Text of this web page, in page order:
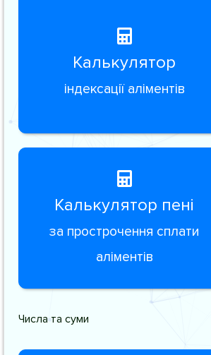
Калькулятор
індексації аліментів
Калькулятор пені
за прострочення сплати
аліментів
Числа та суми